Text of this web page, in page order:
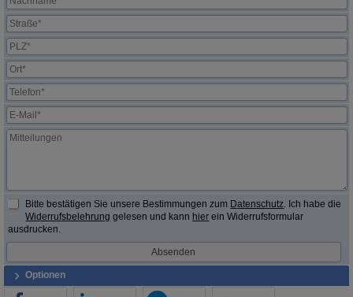
Bitte bestätigen Sie unsere Bestimmungen zum Datenschutz. Ich habe die
Widerrufsbelehrung gelesen und kann hier ein Widerrufsformular
ausdrucken.
Optionen